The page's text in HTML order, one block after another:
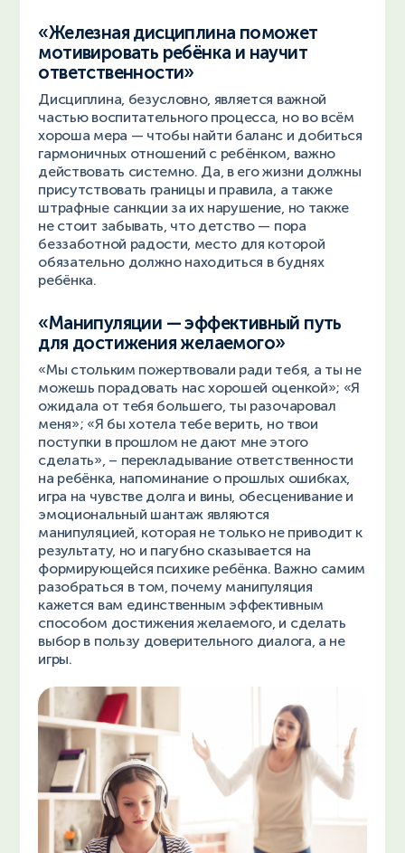
«Железная дисциплина поможет
мотивировать ребёнка и научит
ответственности»
Дисциплина, безусловно, является важной
частью воспитательного процесса, но во всём
хороша мера — чтобы найти баланс и добиться
гармоничных отношений с ребёнком, важно
действовать системно. Да, в его жизни должны
присутствовать границы и правила, а также
штрафные санкции за их нарушение, но также
не стоит забывать, что детство — пора
беззаботной радости, место для которой
обязательно должно находиться в буднях
ребёнка.
«Манипуляции — эффективный путь
для достижения желаемого»
«Мы стольким пожертвовали ради тебя, а ты не
можешь порадовать нас хорошей оценкой»; «Я
ожидала от тебя большего, ты разочаровал
меня»; «Я бы хотела тебе верить, но твои
поступки в прошлом не дают мне этого
сделать», – перекладывание ответственности
на ребёнка, напоминание о прошлых ошибках,
игра на чувстве долга и вины, обесценивание и
эмоциональный шантаж являются
манипуляцией, которая не только не приводит к
результату, но и пагубно сказывается на
формирующейся психике ребёнка. Важно самим
разобраться в том, почему манипуляция
кажется вам единственным эффективным
способом достижения желаемого, и сделать
выбор в пользу доверительного диалога, а не
игры.